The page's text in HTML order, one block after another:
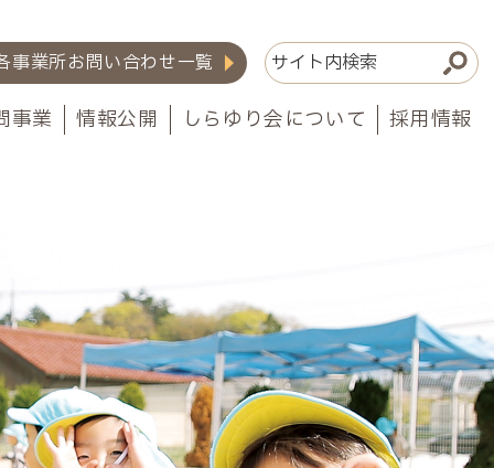
事業所お問い合わせ一覧
事業 情報公開 しらゆり会について 採用情報